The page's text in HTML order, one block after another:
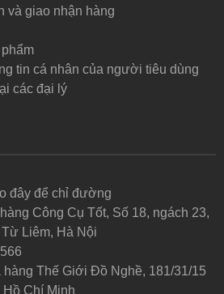
và giao nhận hàng
tin cá nhân của người tiêu dùng
các đại lý
đây để chỉ đường
Công Cụ Tốt, Số 18, ngách 23,
Liêm, Hà Nội
Thế Giới Đồ Nghề, 181/31/15
Hồ Chí Minh